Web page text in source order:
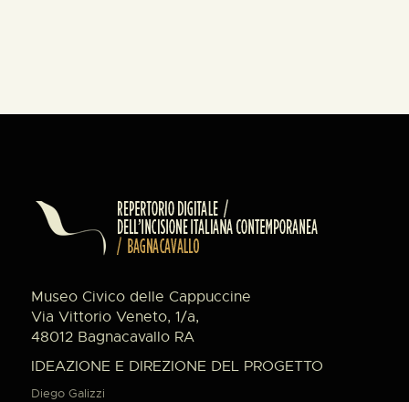
Museo Civico delle Cappuccine
Via Vittorio Veneto, 1/a,
48012 Bagnacavallo RA
IDEAZIONE E DIREZIONE DEL PROGETTO
Diego Galizzi